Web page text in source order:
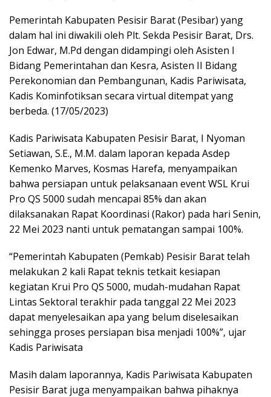
Pemerintah Kabupaten Pesisir Barat (Pesibar) yang
dalam hal ini diwakili oleh Plt. Sekda Pesisir Barat, Drs.
Jon Edwar, M.Pd dengan didampingi oleh Asisten I
Bidang Pemerintahan dan Kesra, Asisten II Bidang
Perekonomian dan Pembangunan, Kadis Pariwisata,
Kadis Kominfotiksan secara virtual ditempat yang
berbeda. (17/05/2023)
Kadis Pariwisata Kabupaten Pesisir Barat, I Nyoman
Setiawan, S.E., M.M. dalam laporan kepada Asdep
Kemenko Marves, Kosmas Harefa, menyampaikan
bahwa persiapan untuk pelaksanaan event WSL Krui
Pro QS 5000 sudah mencapai 85% dan akan
dilaksanakan Rapat Koordinasi (Rakor) pada hari Senin,
22 Mei 2023 nanti untuk pematangan sampai 100%.
“Pemerintah Kabupaten (Pemkab) Pesisir Barat telah
melakukan 2 kali Rapat teknis tetkait kesiapan
kegiatan Krui Pro QS 5000, mudah-mudahan Rapat
Lintas Sektoral terakhir pada tanggal 22 Mei 2023
dapat menyelesaikan apa yang belum diselesaikan
sehingga proses persiapan bisa menjadi 100%”, ujar
Kadis Pariwisata
Masih dalam laporannya, Kadis Pariwisata Kabupaten
Pesisir Barat juga menyampaikan bahwa pihaknya